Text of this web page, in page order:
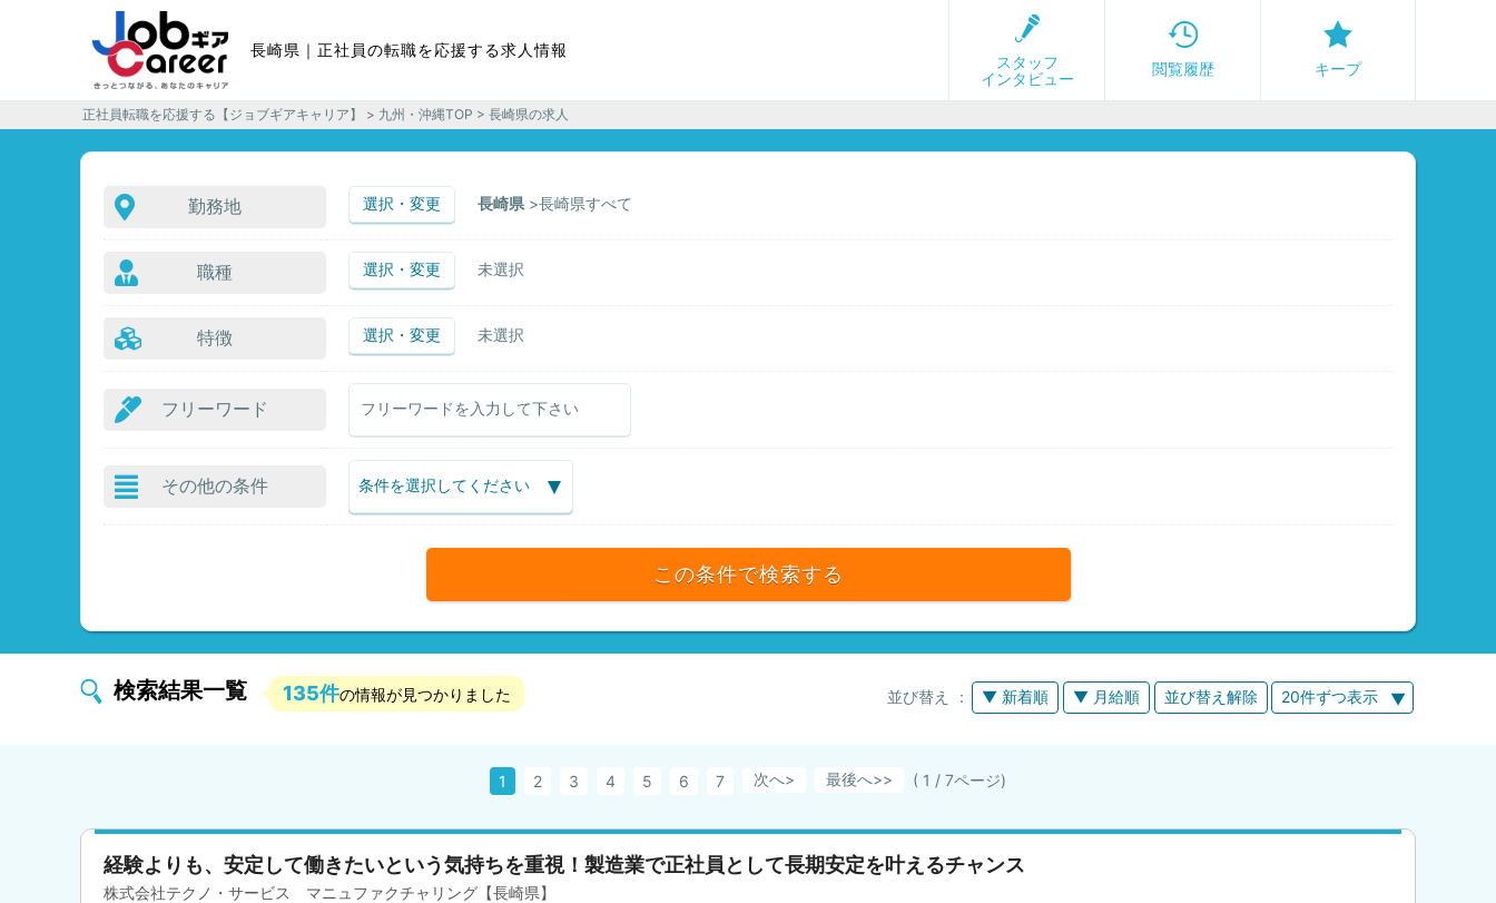
長崎県｜正社員の転職を応援する求人情報
スタッフ
インタビュー
閲覧履歴 キープ
正社員転職を応援する【ジョブギアキャリア】 > 九州・沖縄TOP > 長崎県の求人
勤務地 選択・変更 長崎県 長崎県すべて
職種 選択・変更 未選択
特徴 選択・変更 未選択
フリーワード
その他の条件
この条件で検索する
検索結果一覧 135件の情報が見つかりました 20件ずつ表示
並び替え ： ▼ 新着順 ▼ 月給順 並び替え解除
1 2 3 4 5 6 7 次へ> 最後へ ( 1 / 7ページ)
経験よりも、安定して働きたいという気持ちを重視！製造業で正社員として長期安定を叶えるチャンス
株式会社テクノ・サービス マニュファクチャリング【長崎県】